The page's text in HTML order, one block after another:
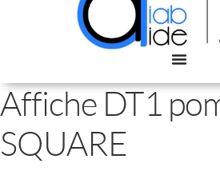
Affiche DT1
SQUARE